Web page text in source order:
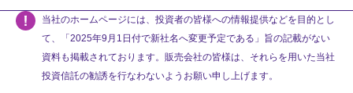
当社のホームページには、投資者の皆様への情報提供などを目的とし
て、「2025年9月1日付で新社名へ変更予定である」旨の記載がない
資料も掲載されております。販売会社の皆様は、それらを用いた当社
投資信託の勧誘を行なわないようお願い申し上げます。